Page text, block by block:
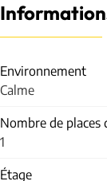
Environnement
Calme
Nombre de places
1
Étage